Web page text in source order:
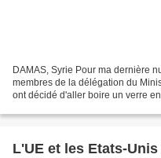
DAMAS, Syrie Pour ma dernière
membres de la délégation du
ont décidé d'aller boire un verre
L'UE et les Etats-